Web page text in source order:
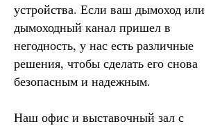
устройства. Если ваш дымоход или
дымоходный канал пришел в
негодность, у нас есть различные
решения, чтобы сделать его снова
безопасным и надежным.
Наш офис и выставочный зал с